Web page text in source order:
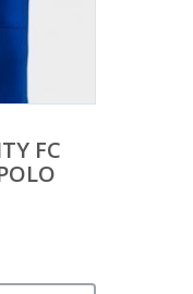
FC